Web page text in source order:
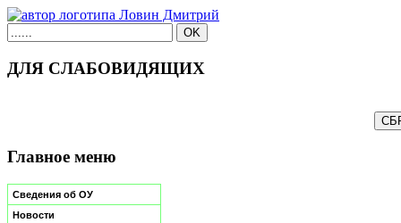
ДЛЯ СЛАБОВИДЯЩИХ
Главное меню
Сведения об ОУ
Новости